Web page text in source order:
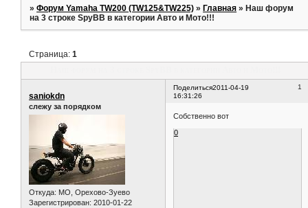
»Форум Yamaha TW200 (TW125&TW225) »Главная »Наш форум
на 3 строке SpyBB в категории Авто и Мото!!!
Страница:1
Поделиться 1
2011-04-19
16:31:26
saniokdn
слежу за порядком
Откуда: МО, Орехово-Зуево
Зарегистрирован: 2010-01-22
Собственно вот
0